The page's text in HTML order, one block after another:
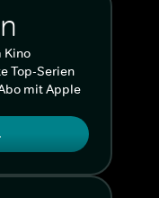
Kino
Top-Serien
mit Apple